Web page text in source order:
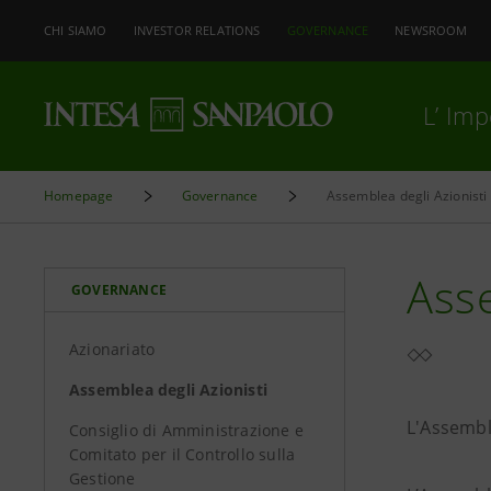
CHI SIAMO INVESTOR RELATIONS GOVERNANCE NEWSROOM
L’
Homepage Governance Assemblea degli Azionisti
GOVERNANCE
Azionariato
Assemblea degli Azionisti
Consiglio di Amministrazione e
Comitato per il Controllo sulla
Gestione